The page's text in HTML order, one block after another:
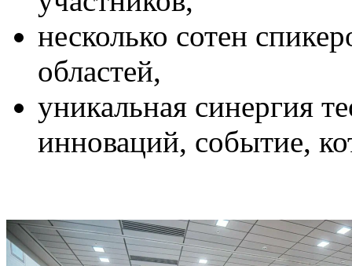
несколько сотен
областей,
уникальная синергия
инноваций, событие,